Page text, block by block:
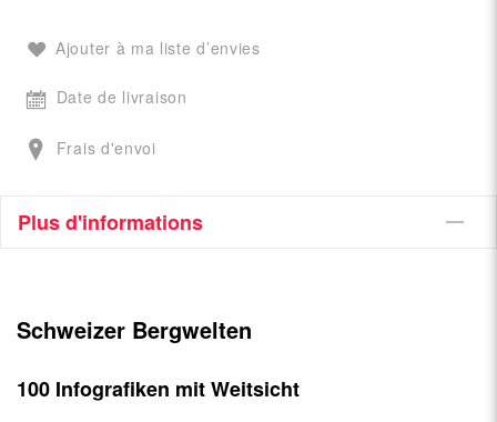
Ajouter à ma liste d’envies
Date de livraison
Frais d'envoi
Plus d'informations
Schweizer Bergwelten
100 Infografiken mit Weitsicht